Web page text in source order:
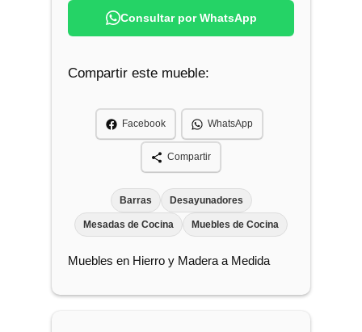
a
a
l
Consultar por WhatsApp
Compartir este mueble:
Facebook WhatsApp
Compartir
Barras Desayunadores
Mesadas de Cocina Muebles de Cocina
Muebles en Hierro y Madera a Medida